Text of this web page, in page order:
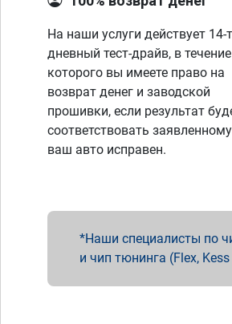
На наши услуги действует 14-
дневный тест-драйв, в течение
которого вы имеете право на
возврат денег и заводской
прошивки, если результат
соответствовать
ваш авто исправен.
Наши специалисты по
и чип тюнинга (Flex,